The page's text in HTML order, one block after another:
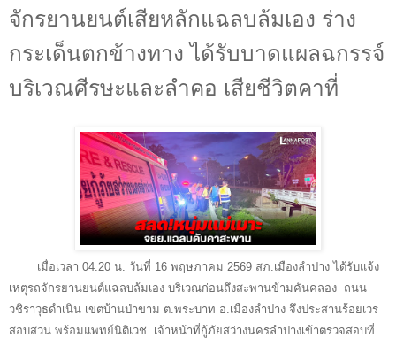
จักรยานยนต์เสียหลักแฉลบล้มเอง ร่าง
กระเด็นตกข้างทาง ได้รับบาดแผลฉกรรจ์
บริเวณศีรษะและลำคอ เสียชีวิตคาที่
เมื่อเวลา 04.20 น. วันที่ 16 พฤษภาคม 2569 สภ.เมืองลำปาง ได้รับแจ้ง
เหตุรถจักรยานยนต์แฉลบล้มเอง บริเวณก่อนถึงสะพานข้ามคันคลอง ถนน
วชิราวุธดำเนิน เขตบ้านป่าขาม ต.พระบาท อ.เมืองลำปาง จึงประสานร้อยเวร
สอบสวน พร้อมแพทย์นิติเวช เจ้าหน้าที่กู้ภัยสว่างนครลำปางเข้าตรวจสอบที่